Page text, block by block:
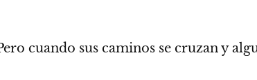
cuando sus caminos se cruzan y